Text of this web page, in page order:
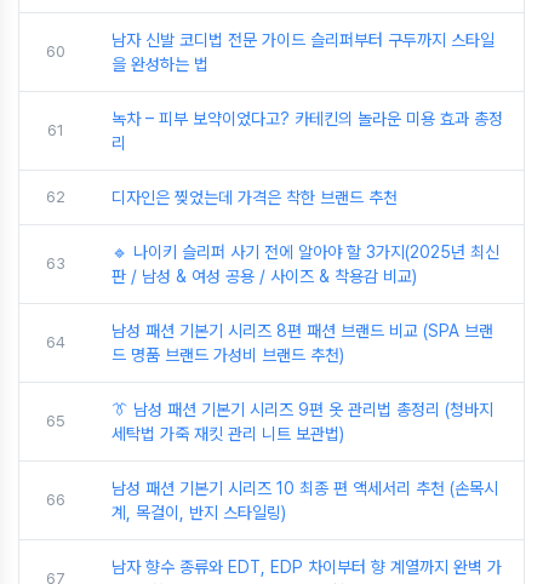
60
남자 신발 코디법 전문 가이드 슬리퍼부터 구두까지 스타일
을 완성하는 법
61
녹차 – 피부 보약이었다고? 카테킨의 놀라운 미용 효과 총정
리
62 디자인은 찢었는데 가격은 착한 브랜드 추천
63
🔹 나이키 슬리퍼 사기 전에 알아야 할 3가지(2025년 최신
판 / 남성 & 여성 공용 / 사이즈 & 착용감 비교)
64
남성 패션 기본기 시리즈 8편 패션 브랜드 비교 (SPA 브랜
드 명품 브랜드 가성비 브랜드 추천)
65
👔 남성 패션 기본기 시리즈 9편 옷 관리법 총정리 (청바지
세탁법 가죽 재킷 관리 니트 보관법)
66
남성 패션 기본기 시리즈 10 최종 편 액세서리 추천 (손목시
계, 목걸이, 반지 스타일링)
67
남자 향수 종류와 EDT, EDP 차이부터 향 계열까지 완벽 가